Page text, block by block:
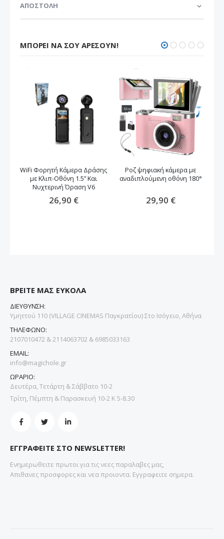
ΑΠΟΣΤΟΛΗ
ΜΠΟΡΕΊ ΝΑ ΣΟΥ ΑΡΈΣΟΥΝ!
WiFi Φορητή Κάμερα Δράσης
με Κλιπ-Οθόνη 1.5” Και
Νυχτερινή Όραση V6
26,90 €
Ροζ ψηφιακή κάμερα με
αναδιπλούμενη οθόνη 180°
29,90 €
ΒΡΕΙΤΕ ΜΑΣ ΕΥΚΟΛΑ
ΔΙΕΥΘΥΝΣΗ:
Υμηττού 110 (VILLAGE CINEMAS Παγκρατίου) Στο Ισόγειο, Αθήνα
ΤΗΛΕΦΩΝΟ:
2107010472 & 2114063702 & 6985033163
EMAIL:
info@magichole.gr
ΩΡΑΡΙΟ:
Δευτέρα, Τετάρτη & Σάββατο 10-2
Τρίτη, Πέμπτη & Παρασκευή 10-2 Κ 5-8.30
ΕΓΓΡΑΦΕΙΤΕ ΣΤΟ NEWSLETTER!
Ενημερωθειτε πρωτοι για τις νεες παραλαβες μας,
Απιθανες προσφορες και νεα προιοντα. Εγγραφειτε σημερα.